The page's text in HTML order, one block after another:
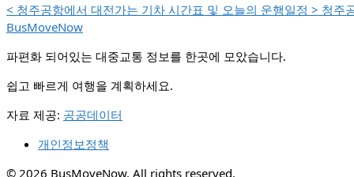
< 청주공항에서 대전가는 기차 시간표 및 오늘의 운행일정 > 청주
BusMoveNow
파편화 되어있는 대중교통 정보를 한곳에 모았습니다.
쉽고 빠르게 여행을 계획하세요.
자료 제공: 공공데이터
개인정보정책
© 2026 BusMoveNow. All rights reserved.